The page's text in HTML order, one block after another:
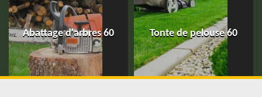
Abattage d'arbres 60 Tonte de pelouse 60